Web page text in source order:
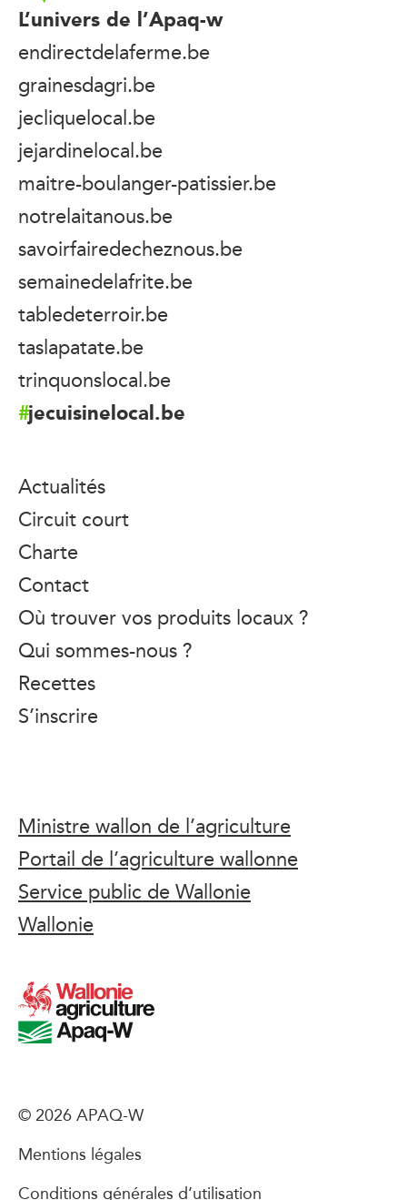
L’univers de l’Apaq-w
endirectdelaferme.be
grainesdagri.be
jecliquelocal.be
jejardinelocal.be
maitre-boulanger-patissier.be
notrelaitanous.be
savoirfairedecheznous.be
semainedelafrite.be
tabledeterroir.be
taslapatate.be
trinquonslocal.be
jecuisinelocal.be
Actualités
Circuit court
Charte
Contact
Où trouver vos produits locaux ?
Qui sommes-nous ?
Recettes
S’inscrire
Ministre wallon de l’agriculture
Portail de l’agriculture wallonne
Service public de Wallonie
Wallonie
© 2026 APAQ-W
Mentions légales
Conditions générales d’utilisation